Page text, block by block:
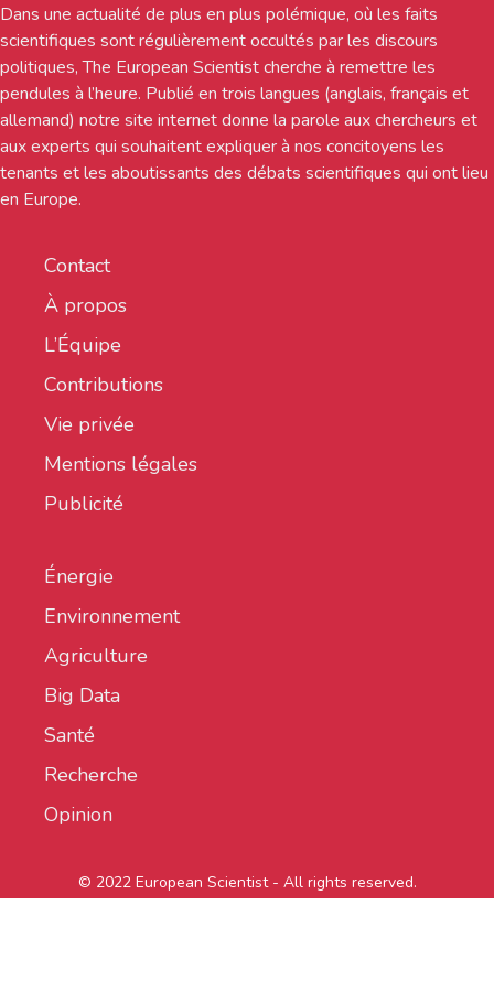
Dans une actualité de plus en plus polémique, où les faits
scientifiques sont régulièrement occultés par les discours
politiques, The European Scientist cherche à remettre les
pendules à l’heure. Publié en trois langues (anglais, français et
allemand) notre site internet donne la parole aux chercheurs et
aux experts qui souhaitent expliquer à nos concitoyens les
tenants et les aboutissants des débats scientifiques qui ont lieu
en Europe.
Contact
À propos
L’Équipe
Contributions
Vie privée
Mentions légales
Publicité
Énergie
Environnement
Agriculture
Big Data
Santé
Recherche
Opinion
© 2022 European Scientist - All rights reserved.